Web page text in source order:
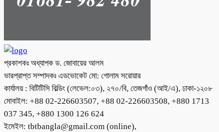
প্রকাশকঃ অধ্যাপক ড. জোবায়ের আলম
ভারপ্রাপ্ত সম্পাদকঃ এডভোকেট মো: গোলাম সরোয়ার
কার্যালয় : বিটিটিসি বিল্ডিং (লেভেল:০৩), ২৭০/বি, তেজগাঁও (আই/এ), ঢাকা-১২০৮
মোবাইল: +88 02-226603507, +88 02-226603508, +880 1713
037 345, +880 1300 126 624
ইমেইল: tbtbangla@gmail.com (online),